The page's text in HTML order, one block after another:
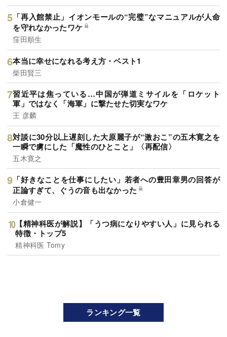
「再入館禁止」イオンモールの“完璧”なマニュアルが人命
を守れなかったワケ
窪田順生
本当に幸せになれる考え方・ベスト1
柴田賢三
習近平は焦っている…中国が弾道ミサイルを「ロケット
軍」ではなく「海軍」に撃たせた切実なワケ
王 彦麟
対談に30分以上遅刻した大原麗子が“激おこ”の五木寛之を
一瞬で虜にした「魔性のひとこと」〈再配信〉
五木寛之
「好きなことを仕事にしたい」若者への豊田章男の回答が
正論すぎて、ぐうの音も出なかった
小倉健一
【精神科医が解説】「うつ病になりやすい人」に見られる
特徴・トップ5
精神科医 Tomy
ランキング一覧